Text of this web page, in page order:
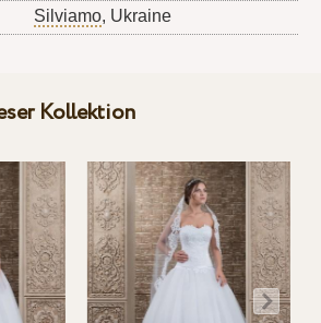
Silviamo, Ukraine
Kollektion